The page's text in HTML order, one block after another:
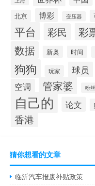
北京 博彩 变压器
平台 彩民 彩
数据 新奥 时间
狗狗 玩家 球员
空调 管家婆 粉丝
自己的 论文
香港
猜你想看的文章
临沂汽车报废补贴政策